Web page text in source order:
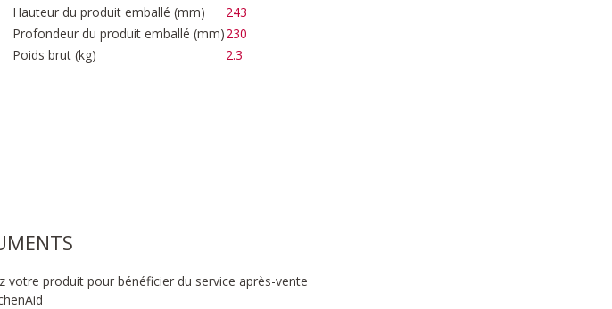
Hauteur du produit emballé (mm)
243
Profondeur du produit emballé (mm)230
Poids brut (kg)
2.3
produit pour bénéficier du service après-vente